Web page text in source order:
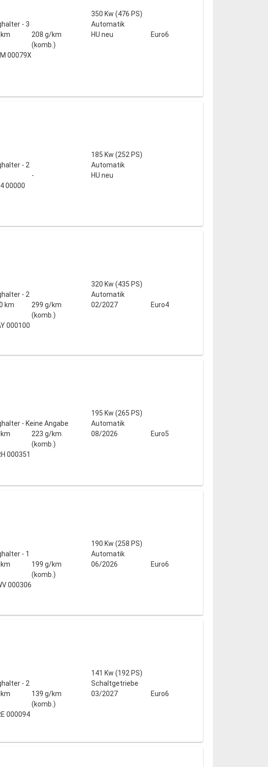
350 Kw (476 PS)
- 3
Automatik
208 g/km
(komb.)
HU neu Euro6
00079X
185 Kw (252 PS)
- 2
Automatik
-
HU neu
00000
320 Kw (435 PS)
- 2
Automatik
km
299 g/km
(komb.)
02/2027 Euro4
000100
195 Kw (265 PS)
- Keine Angabe
Automatik
223 g/km
(komb.)
08/2026 Euro5
000351
190 Kw (258 PS)
- 1
Automatik
199 g/km
(komb.)
06/2026 Euro6
000306
141 Kw (192 PS)
- 2
Schaltgetriebe
139 g/km
(komb.)
03/2027 Euro6
000094